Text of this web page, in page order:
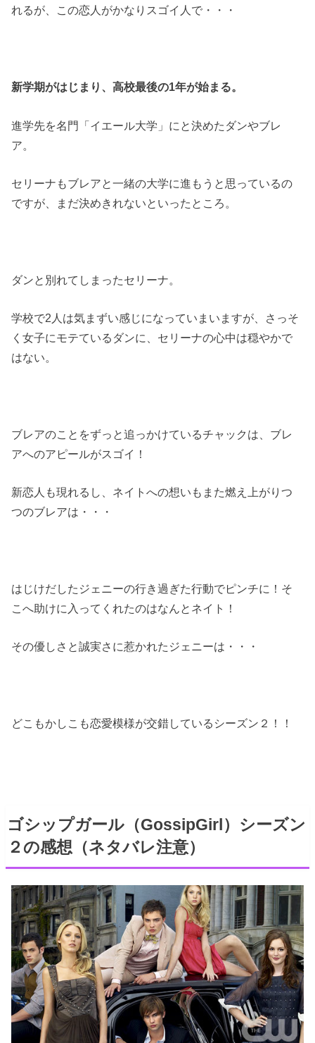
れるが、この恋人がかなりスゴイ人で・・・
新学期がはじまり、高校最後の1年が始まる。
進学先を名門「イエール大学」にと決めたダンやブレ
ア。
セリーナもブレアと一緒の大学に進もうと思っているの
ですが、まだ決めきれないといったところ。
ダンと別れてしまったセリーナ。
学校で2人は気まずい感じになっていまいますが、さっそ
く女子にモテているダンに、セリーナの心中は穏やかで
はない。
ブレアのことをずっと追っかけているチャックは、ブレ
アへのアピールがスゴイ！
新恋人も現れるし、ネイトへの想いもまた燃え上がりつ
つのブレアは・・・
はじけだしたジェニーの行き過ぎた行動でピンチに！そ
こへ助けに入ってくれたのはなんとネイト！
その優しさと誠実さに惹かれたジェニーは・・・
どこもかしこも恋愛模様が交錯しているシーズン２！！
ゴシップガール（GossipGirl）シーズン
２の感想（ネタバレ注意）